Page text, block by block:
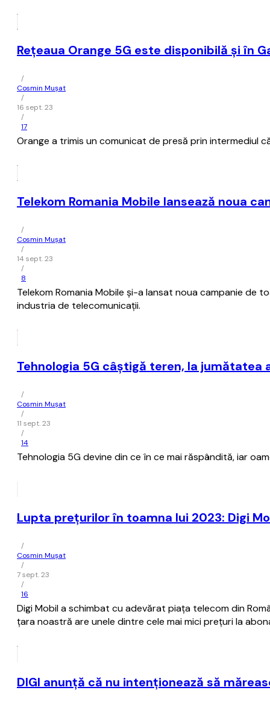
Reţeaua Orange 5G este disponibilă şi în
/
Cosmin Mușat
/
16 sept. 23
/
17
Orange a trimis un comunicat de presă prin intermediul
Telekom Romania Mobile lansează noua
/
Cosmin Mușat
/
14 sept. 23
/
8
Telekom Romania Mobile şi-a lansat noua campanie de
industria de telecomunicații.
Tehnologia 5G câştigă teren, la jumătatea
/
Cosmin Mușat
/
11 sept. 23
/
14
Tehnologia 5G devine din ce în ce mai răspândită, iar
Lupta preţurilor în toamna lui 2023: Digi
/
Cosmin Mușat
/
7 sept. 23
/
16
Digi Mobil a schimbat cu adevărat piaţa telecom din
ţara noastră are unele dintre cele mai mici preţuri la
DIGI anunţă că nu intenţionează să